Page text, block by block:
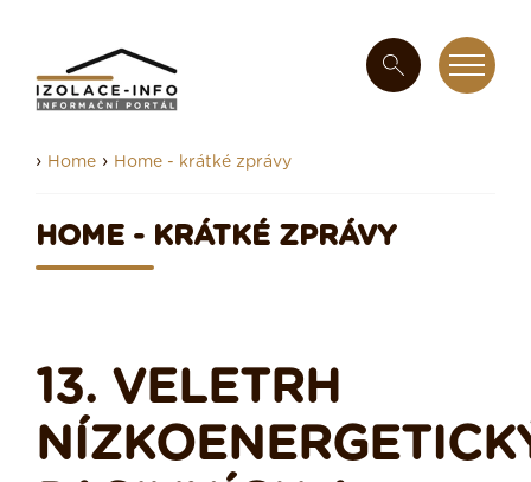
› Home › Home - krátké zprávy
HOME - KRÁTKÉ ZPRÁVY
13. VELETRH